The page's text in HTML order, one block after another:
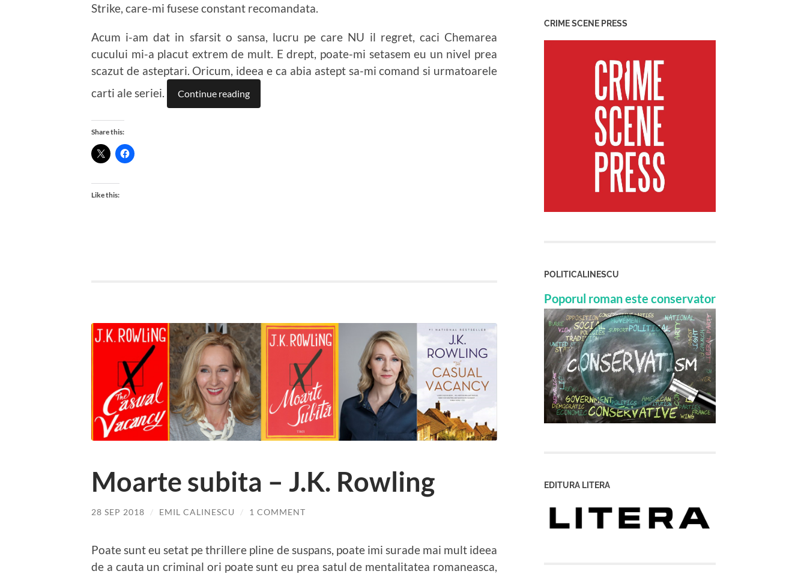
Strike, care-mi fusese constant recomandata.
Acum i-am dat in sfarsit o sansa, lucru pe care NU il regret, caci Chemarea
cucului mi-a placut extrem de mult. E drept, poate-mi setasem eu un nivel prea
scazut de asteptari. Oricum, ideea e ca abia astept sa-mi comand si urmatoarele
carti ale seriei.
Continue reading
Share this:
Like this:
Moarte subita – J.K. Rowling
28 SEP 2018 / EMIL CALINESCU / 1 COMMENT
Poate sunt eu setat pe thrillere pline de suspans, poate imi surade mai mult ideea
de a cauta un criminal ori poate sunt eu prea satul de mentalitatea romaneasca,
CRIME SCENE PRESS
POLITICALINESCU
Poporul roman este conservator
EDITURA LITERA